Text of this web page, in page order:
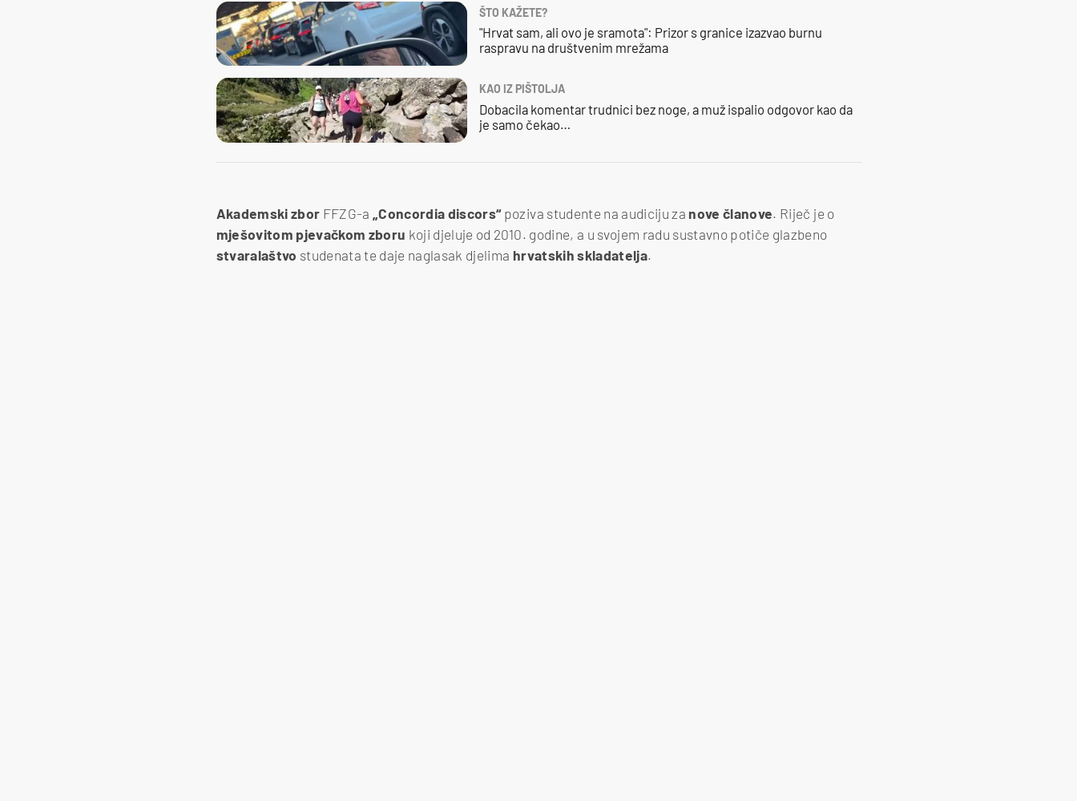
ŠTO KAŽETE?
"Hrvat sam, ali ovo je sramota": Prizor s granice izazvao burnu
raspravu na društvenim mrežama
KAO IZ PIŠTOLJA
Dobacila komentar trudnici bez noge, a muž ispalio odgovor kao da
je samo čekao…
Akademski zbor FFZG-a „Concordia discors“ poziva studente na audiciju za novečlanove. Riječ je o
mješovitom pjevačkom zboru koji djeluje od 2010. godine, a u svojem radu sustavno potiče glazbeno
stvaralaštvo studenata te daje naglasak djelima hrvatskihskladatelja.